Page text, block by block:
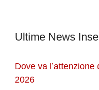
Ultime News
Dove va
2026